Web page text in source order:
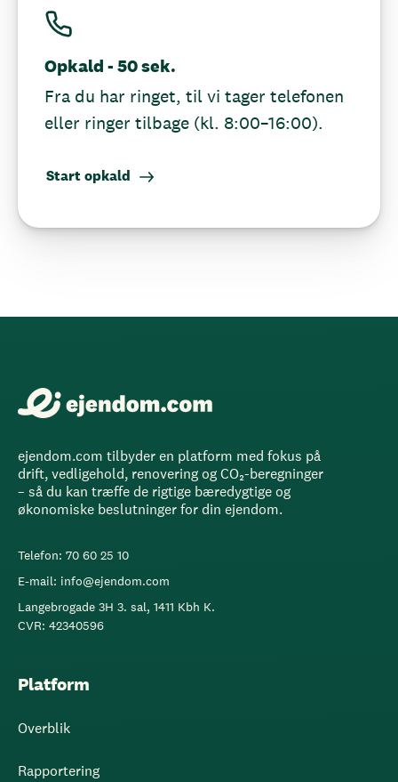
Opkald - 50 sek.
Fra du har ringet, til vi tager telefonen
eller ringer tilbage (kl. 8:00–16:00).
Start opkald
ejendom.com tilbyder en platform med fokus på
drift, vedligehold, renovering og CO₂-beregninger
– så du kan træffe de rigtige bæredygtige og
økonomiske beslutninger for din ejendom.
Telefon: 70 60 25 10
E-mail: info@ejendom.com
Langebrogade 3H 3. sal, 1411 Kbh K.
CVR: 42340596
Platform
Overblik
Rapportering